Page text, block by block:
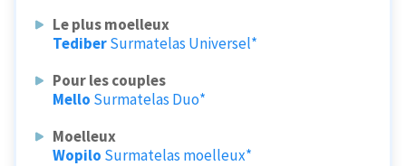
Le plus moelleux
TediberSurmatelas Universel*
Pour les couples
Mello Surmatelas Duo*
Moelleux
Wopilo Surmatelas moelleux*